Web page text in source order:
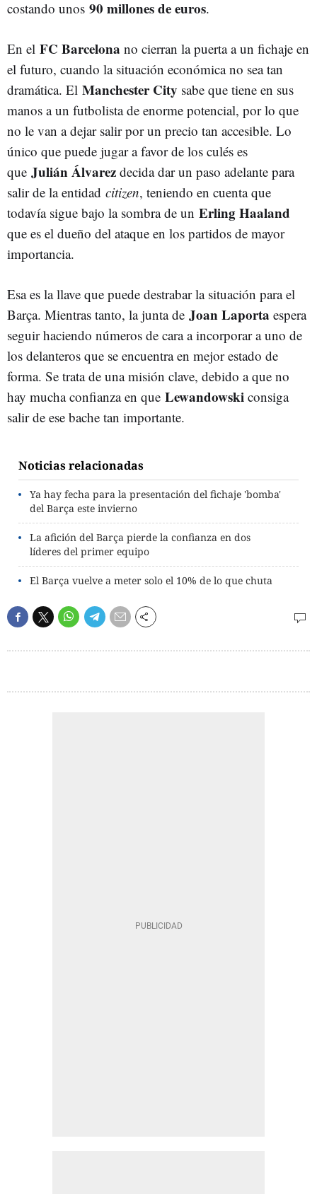
costando unos 90 millones de euros.
En el FC Barcelona no cierran la puerta a un fichaje en
el futuro, cuando la situación económica no sea tan
dramática. El Manchester City sabe que tiene en sus
manos a un futbolista de enorme potencial, por lo que
no le van a dejar salir por un precio tan accesible. Lo
único que puede jugar a favor de los culés es
que Julián Álvarez decida dar un paso adelante para
salir de la entidad citizen, teniendo en cuenta que
todavía sigue bajo la sombra de un Erling Haaland
que es el dueño del ataque en los partidos de mayor
importancia.
Esa es la llave que puede destrabar la situación para el
Barça. Mientras tanto, la junta de Joan Laporta espera
seguir haciendo números de cara a incorporar a uno de
los delanteros que se encuentra en mejor estado de
forma. Se trata de una misión clave, debido a que no
hay mucha confianza en que Lewandowski consiga
salir de ese bache tan importante.
Noticias relacionadas
Ya hay fecha para la presentación del fichaje 'bomba'
del Barça este invierno
La afición del Barça pierde la confianza en dos
líderes del primer equipo
El Barça vuelve a meter solo el 10% de lo que chuta